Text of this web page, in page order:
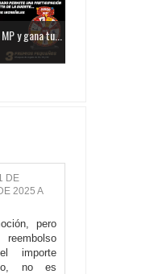
y gana tu...
DE
2025 A
pero
importe
no es